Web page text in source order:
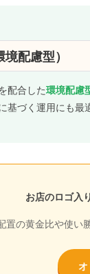
配慮型）
配合した環境配慮
づく運用にも
お店のロゴ入
の黄金比や使い